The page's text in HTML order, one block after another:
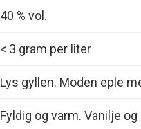
40 % vol.
< 3 gram per liter
Lys gyllen. Moden eple
Fyldig og varm. Vanilje og